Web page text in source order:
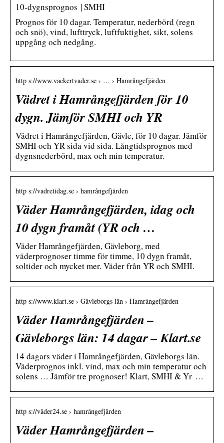
10-dygnsprognos | SMHI
Prognos för 10 dagar. Temperatur, nederbörd (regn
och snö), vind, lufttryck, luftfuktighet, sikt, solens
uppgång och nedgång.
http s://www.vackertvader.se › … › Hamrångefjärden
Vädret i Hamrångefjärden för 10
dygn. Jämför SMHI och YR
Vädret i Hamrångefjärden, Gävle, för 10 dagar. Jämför
SMHI och YR sida vid sida. Långtidsprognos med
dygnsnederbörd, max och min temperatur.
http s://vadretidag.se › hamrångefjärden
Väder Hamrångefjärden, idag och
10 dygn framåt (YR och …
Väder Hamrångefjärden, Gävleborg, med
väderprognoser timme för timme, 10 dygn framåt,
soltider och mycket mer. Väder från YR och SMHI.
http s://www.klart.se › Gävleborgs län › Hamrångefjärden
Väder Hamrångefjärden –
Gävleborgs län: 14 dagar – Klart.se
14 dagars väder i Hamrångefjärden, Gävleborgs län.
Väderprognos inkl. vind, max och min temperatur och
solens … Jämför tre prognoser! Klart, SMHI & Yr …
http s://väder24.se › hamrångefjärden
Väder Hamrångefjärden –